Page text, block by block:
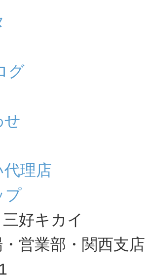
グ
せ
理店
プ
好キカイ
営業部・関西支店